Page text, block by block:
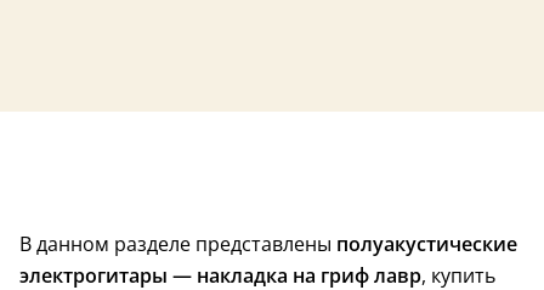
В данном разделе представлены полуакустические
электрогитары — накладка на гриф лавр, купить